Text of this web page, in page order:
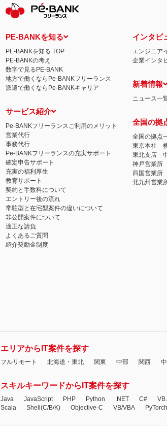
開示等に応ずる窓口は、下記 個人情報相談窓口になり
認定個人情報保護団体の名称および、苦情の解決の申出
苦情の解決の申出先
相談・苦情受付窓口
住所 〒108-0074 東京都港区高輪二丁目15番8号 グ
TEL： 03-6311-7161 FAX： 03-4415-2032
本人が容易に認識できない方法による個人情報の取得
当ウェブサイトでは、広告配信事業者が提供するプロ
心にあわせて広告を配信する広告手法）を行っており
別できるような情報は一切含まれておりません）。
個人情報の安全管理措置について
取得した個人情報については、漏洩、減失またはき
当社の個人情報の取扱いに関する苦情、相談等の問合
株式会社ＰＥ－ＢＡＮＫ 個人情報相談窓口
FAX：03-3446-4180
Email： privacy@mcea.co.jp
PE-BANKを知る
PE-BANKを知る TOP
PE-BANKの考え
数字で見るPE-BANK
地方で働くならPe-BANKフリーランス
派遣で働くならPe-BANKキャリア
サービス紹介
Pe-BANKフリーランスご利用のメリット
営業代行
事務代行
Pe-BANKフリーランスの充実サポート
確定申告サポート
充実の福利厚生
教育サポート
契約と手数料について
エントリー後の流れ
常駐型と在宅型案件の違いについて
非公開案件について
適正な請負
よくあるご質問
紹介奨励金制度
インタビ
エンジニア
企業インタ
新着情報
ニュース一
全国の拠
全国の拠点
東京本社
東北支店
神戸営業所
四国営業所
北九州営業
エリアからIT案件を探す
フルリモート 北海道・東北 関東 中部 関西
スキルキーワードからIT案件を探す
Java JavaScript PHP Python .NET C#
Scala
Shell(C/B/K) Objective-C VB/VBA PyTorch